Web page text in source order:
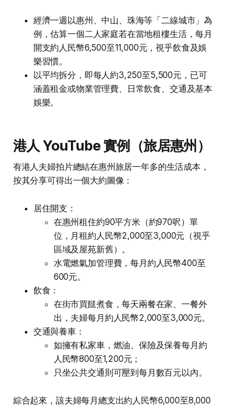
經濟一週以惠州、中山、珠海等「二線城市」為
例，估算一個二人家庭若在當地租樓生活，每月
開支約人民幣6,500至11,000元，視乎飲食及娛
樂習慣。
以平均拆分，即每人約3,250至5,500元，已可
涵蓋租金或物業管理費、日常飲食、交通及基本
娛樂。
港人 YouTube 實例（旅居惠州）
有港人夫婦拍片總結在惠州旅居一年多的生活成本，
按其分享可得出一個大約圖像：
居住開支：
在惠州租住約90平方米（約970呎）單
位，月租約人民幣2,000至3,000元（視乎
區域及屋苑新舊）。
水電燃氣加管理費，每月約人民幣400至
600元。
飲食：
在街市買餸煮食，每天兩餐在家、一餐外
出，夫婦每月約人民幣2,000至3,000元。
交通與養車：
如擁有私家車，燃油、保險及保養每月約
人民幣800至1,200元；
只坐公共交通則可壓到每月數百元以內。
綜合起來，該夫婦每月總支出約人民幣6,000至8,000